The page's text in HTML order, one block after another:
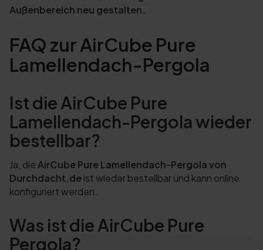
Außenbereich neu gestalten.
FAQ zur AirCube Pure
Lamellendach-Pergola
Ist die AirCube Pure
Lamellendach-Pergola wieder
bestellbar?
Ja, dieAirCube Pure Lamellendach-Pergola von
Durchdacht.deist wieder bestellbar und kann online
konfiguriert werden.
Was ist die AirCube Pure
Pergola?